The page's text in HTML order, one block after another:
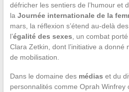
défricher les sentiers de l’humour et
la Journée internationale de la
mars, la réflexion s’étend au-delà
l’égalité des sexes , un combat
Clara Zetkin, dont l’initiative a donné
de mobilisation.
Dans le domaine des médias et du
personnalités comme Oprah Winfrey